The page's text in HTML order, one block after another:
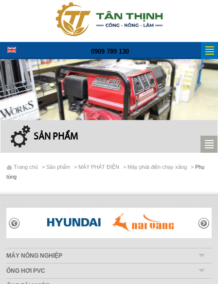
0909 789 130
SẢN PHẨM
Trang chủ >Sản phẩm > MÁY PHÁT ĐIỆN > Máy phát điện chạy xăng > Phụ
tùng
THƯƠNG HIỆU
MÁY NÔNG NGHIỆP
ỐNG HƠI PVC